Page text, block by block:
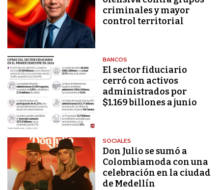
criminales y mayor
control territorial
BANCOS
El sector fiduciario
cerró con activos
administrados por
$1.169 billones a junio
SOCIALES
Don Julio se sumó a
Colombiamoda con una
celebración en la ciudad
de Medellín